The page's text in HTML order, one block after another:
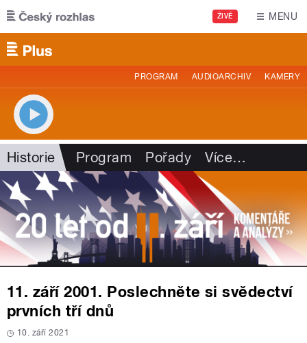
Přejít k hlavnímu obsahu
ŽIVĚ MENU
PROGRAM AUDIOARCHIV KAMERY
Historie Program Pořady Více…
11. září 2001. Poslechněte si svědectví
prvních tří dnů
10. září 2021